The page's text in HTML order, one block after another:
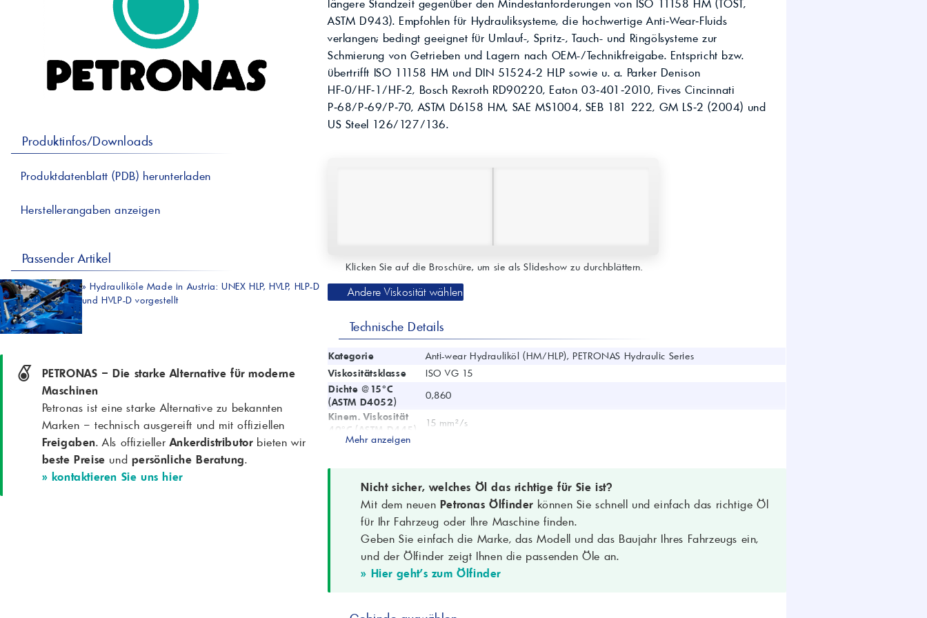
Prozessöle
Produkt anfragen Kontaktieren Sie uns!
professionelle Anwendungen.
Industriepigmente für
Farben & Beschichtungen
Farbmittel für Wasch- &
Reinigungsmittelindustrie
Pigmentlösungen für Bauchemie &
In-Plant-Tinting
Landwirtschaft.
UTTO Öle – Universal
Tractor Transmission Oil
Kostenloser Maschinen-
Ölcheck
Produkt anfragen
Produkt anfragen Kontaktieren Sie uns!
Produktinfos/Downloads
Produktdatenblatt (PDB) herunterladen
Herstellerangaben anzeigen
Passender Artikel
» Hydrauliköle Made in Austria: UNEX HLP, HVLP, HLP-D
und HVLP-D vorgestellt
PETRONAS – Die starke Alternative für moderne
Maschinen
Petronas ist eine starke Alternative zu bekannten
Marken – technisch ausgereift und mit offiziellen
Freigaben. Als offiziellerAnkerdistributorbieten wir
beste Preise und persönliche Beratung.
» kontaktieren Sie uns hier
längere Standzeit gegenüber den Mindestanforderungen von ISO 11158 HM (TOST,
ASTM D943). Empfohlen für Hydrauliksysteme, die hochwertige Anti‑Wear‑Fluids
verlangen; bedingt geeignet für Umlauf-, Spritz-, Tauch- und Ringölsysteme zur
Schmierung von Getrieben und Lagern nach OEM-/Technikfreigabe. Entspricht bzw.
übertrifft ISO 11158 HM und DIN 51524‑2 HLP sowie u. a. Parker Denison
HF‑0/HF‑1/HF‑2, Bosch Rexroth RD90220, Eaton 03‑401‑2010, Fives Cincinnati
P‑68/P‑69/P‑70, ASTM D6158 HM, SAE MS1004, SEB 181 222, GM LS‑2 (2004) und
US Steel 126/127/136.
Klicken Sie auf die Broschüre, um sie als Slideshow zu durchblättern.
Andere Viskosität wählen
Technische Details
Kategorie
Anti-wear Hydrauliköl (HM/HLP), PETRONAS Hydraulic Series
Viskositätsklasse
ISO VG 15
Dichte @15°C
(ASTM D4052)
0,860
Kinem. Viskosität
40°C (ASTM D445)
15 mm²/s
Kinem. Viskosität
Viskositätsindex
(ASTM D2270)
Flammpunkt COC
(ASTM D92)
150 °C
Pourpoint (ASTM
-39 °C
TAN (ASTM D664)
0,60 mgKOH/g
FZG (ISO 14635-1) Stufe 12
TOST-Lebensdauer
Mehr anzeigen
Nicht sicher, welches Öl das richtige für Sie ist?
Mit dem neuen Petronas Ölfinder können Sie schnell und einfach das richtige Öl
für Ihr Fahrzeug oder Ihre Maschine finden.
Geben Sie einfach die Marke, das Modell und das Baujahr Ihres Fahrzeugs ein,
und der Ölfinder zeigt Ihnen die passenden Öle an.
» Hier geht's zum Ölfinder